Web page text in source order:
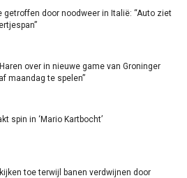
getroffen door noodweer in Italië: “Auto ziet
over in nieuwe game van Groninger
maandag te spelen”
spin in ‘Mario Kartbocht’
toe terwijl banen verdwijnen door